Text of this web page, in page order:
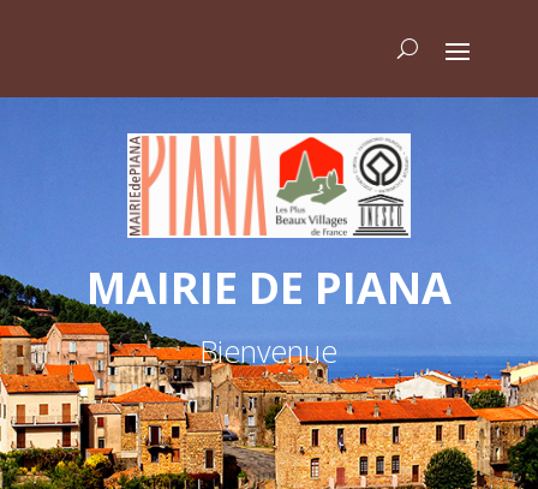
MAIRIE DE PIANA
Bienvenue